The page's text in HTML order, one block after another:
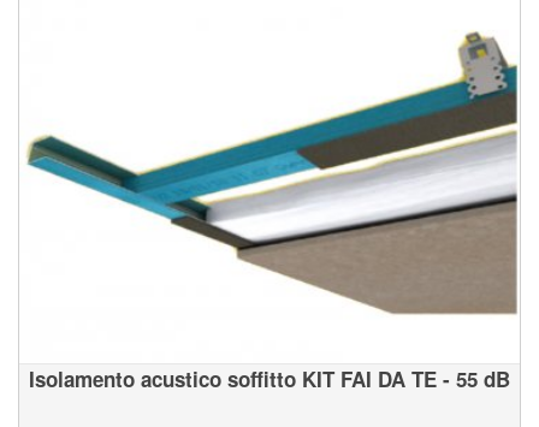
Isolamento acustico soffitto KIT FAI DA TE - 55 dB